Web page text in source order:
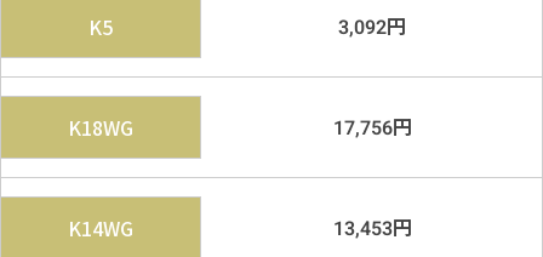
K5 3,092円
K18WG 17,756円
K14WG 13,453円